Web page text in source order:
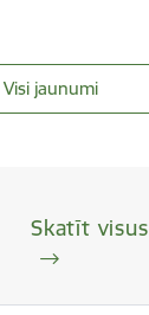
Visi jaunumi
Skatīt